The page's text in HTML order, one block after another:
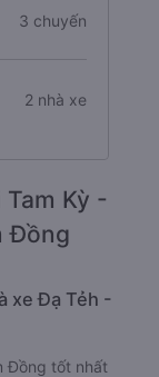
3 chuyến
2 nhà xe
Kỳ -
Đồng
xe Đạ Tẻh -
Đồng tốt nhất